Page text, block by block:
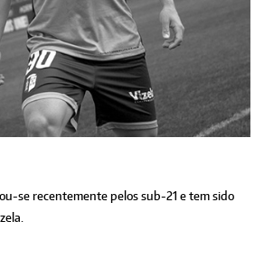
se recentemente pelos sub-21 e tem sido